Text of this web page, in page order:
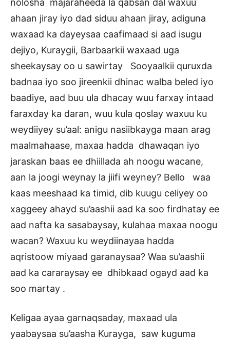
nolosha majaraheeda la qabsan dal waxuu
ahaan jiray iyo dad siduu ahaan jiray, adiguna
waxaad ka dayeysaa caafimaad si aad isugu
dejiyo, Kuraygii, Barbaarkii waxaad uga
sheekaysay oo u sawirtay Sooyaalkii quruxda
badnaa iyo soo jireenkii dhinac walba beled iyo
baadiye, aad buu ula dhacay wuu farxay intaad
faraxday ka daran, wuu kula qoslay waxuu ku
weydiiyey su’aal: anigu nasiibkayga maan arag
maalmahaase, maxaa hadda dhawaqan iyo
jaraskan baas ee dhiillada ah noogu wacane,
aan la joogi weynay la jiifi weyney? Bello waa
kaas meeshaad ka timid, dib kuugu celiyey oo
xaggeey ahayd su’aashii aad ka soo firdhatay ee
aad nafta ka sasabaysay, kulahaa maxaa noogu
wacan? Waxuu ku weydiinayaa hadda
aqristoow miyaad garanaysaa? Waa su’aashii
aad ka cararaysay ee dhibkaad ogayd aad ka
soo martay .
Keligaa ayaa garnaqsaday, maxaad ula
yaabaysaa su’aasha Kurayga, saw kuguma